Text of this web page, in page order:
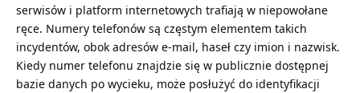
serwisów i platform internetowych trafiają w niepowołane
ręce. Numery telefonów są częstym elementem takich
incydentów, obok adresów e-mail, haseł czy imion i nazwisk.
Kiedy numer telefonu znajdzie się w publicznie dostępnej
bazie danych po wycieku, może posłużyć do identyfikacji